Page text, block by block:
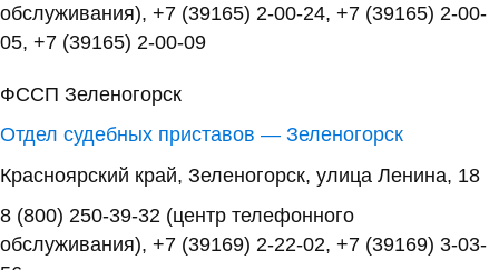
обслуживания), +7 (39165) 2-00-24, +7 (39165) 2-00-
05, +7 (39165) 2-00-09
ФССП Зеленогорск
Отдел судебных приставов — Зеленогорск
Красноярский край, Зеленогорск, улица Ленина, 18
8 (800) 250-39-32 (центр телефонного
обслуживания), +7 (39169) 2-22-02, +7 (39169) 3-03-